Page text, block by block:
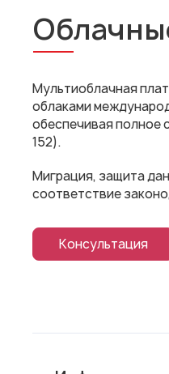
Мультиоблачная
облаками
обеспечивая полное
152).
Миграция, защита
соответствие
Консультация